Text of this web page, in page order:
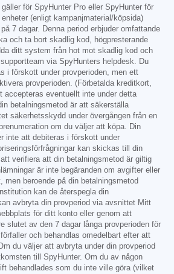
för SpyHunter Pro eller SpyHunter för
(enligt kampanjmaterial/köpsida)
7 dagar. Denna period erbjuder omfattande
och ta bort skadlig kod, högpresterande
ditt system från hot mot skadlig kod och
via SpyHunters helpdesk. Du
i förskott under provperioden, men ett
provperioden. (Förbetalda kreditkort,
accepteras eventuellt inte under detta
betalningsmetod är att säkerställa
säkerhetsskydd under övergången från en
om du väljer att köpa. Din
inte att debiteras i förskott under
kan skickas till din
verifiera att din betalningsmetod är giltig
är inte begäranden om avgifter eller
men beroende på din betalningsmetod
kan de återspegla din
avbryta din provperiod via avsnittet Mitt
för ditt konto eller genom att
slutet av den 7 dagar långa provperioden för
och behandlas omedelbart efter att
du väljer att avbryta under din provperiod
till SpyHunter. Om du av någon
behandlades som du inte ville göra (vilket